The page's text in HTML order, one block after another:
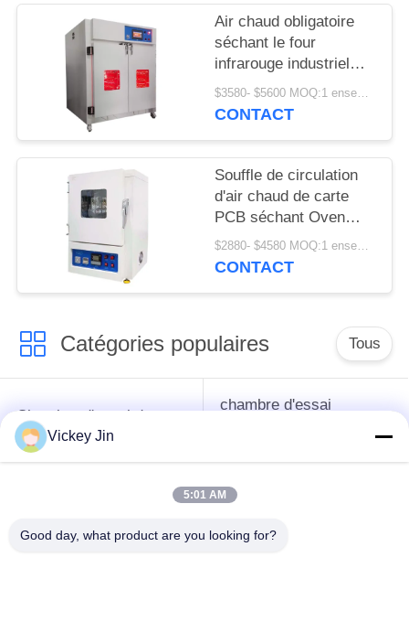
Air chaud obligatoire
séchant le four
infrarouge industriel
LIYI pour le laboratoire$3580- $5600 MOQ:1 ensemble
CONTACT
Souffle de circulation
d'air chaud de carte
PCB séchant Oven
Electric Heating Max
600C
$2880- $4580 MOQ:1 ensemble
CONTACT
Catégories populaires Tous
Chambre d'essai de
climat
chambre d'essai
Vickey Jin
5:01 AM
Good day, what product are you looking for?